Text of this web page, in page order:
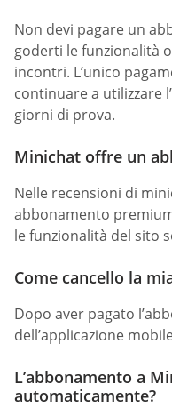
Non devi pagare un
goderti le funzionalità
incontri. L’unico
continuare a utilizzare
giorni di prova.
Minichat offre un
Nelle recensioni di
abbonamento
le funzionalità del sito
Come cancello la
Dopo aver pagato
dell’applicazione
L’abbonamento a
automaticamente?